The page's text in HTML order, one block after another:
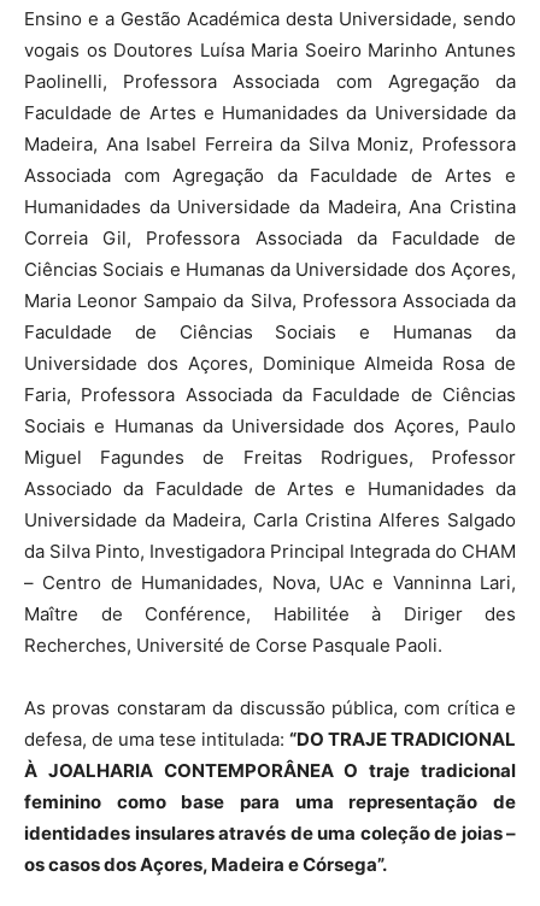
Ensino e a Gestão Académica desta Universidade, sendo
vogais os Doutores Luísa Maria Soeiro Marinho Antunes
Paolinelli, Professora Associada com Agregação da
Faculdade de Artes e Humanidades da Universidade da
Madeira, Ana Isabel Ferreira da Silva Moniz, Professora
Associada com Agregação da Faculdade de Artes e
Humanidades da Universidade da Madeira, Ana Cristina
Correia Gil, Professora Associada da Faculdade de
Ciências Sociais e Humanas da Universidade dos Açores,
Maria Leonor Sampaio da Silva, Professora Associada da
Faculdade de Ciências Sociais e Humanas da
Universidade dos Açores, Dominique Almeida Rosa de
Faria, Professora Associada da Faculdade de Ciências
Sociais e Humanas da Universidade dos Açores, Paulo
Miguel Fagundes de Freitas Rodrigues, Professor
Associado da Faculdade de Artes e Humanidades da
Universidade da Madeira, Carla Cristina Alferes Salgado
da Silva Pinto, Investigadora Principal Integrada do CHAM
– Centro de Humanidades, Nova, UAc e Vanninna Lari,
Maître de Conférence, Habilitée à Diriger des
Recherches, Université de Corse Pasquale Paoli.
As provas constaram da discussão pública, com crítica e
defesa, de uma tese intitulada: “DO TRAJE TRADICIONAL
À JOALHARIA CONTEMPORÂNEAO traje tradicional
feminino como base para uma representação de
identidades insulares através de uma coleção de joias –
os casos dos Açores, Madeira e Córsega”.